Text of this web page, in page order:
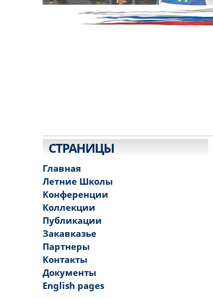
СТРАНИЦЫ
Главная
Летние Школы
Конференции
Коллекции
Публикации
Закавказье
Партнеры
Контакты
Документы
English pages